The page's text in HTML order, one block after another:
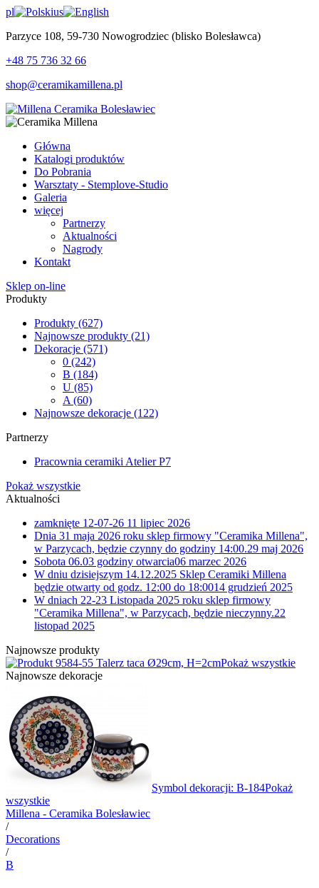
pl
us
Parzyce 108, 59-730 Nowogrodziec (blisko Bolesławca)
+48 75 736 32 66
shop@ceramikamillena.pl
Główna
Katalogi produktów
Do Pobrania
Warsztaty - Stemplove-Studio
Galeria
więcej
Partnerzy
Aktualności
Nagrody
Kontakt
Sklep on-line
Produkty
Produkty (627)
Najnowsze produkty (21)
Dekoracje (571)
0 (242)
B (184)
U (85)
A (60)
Najnowsze dekoracje (122)
Partnerzy
Pracownia ceramiki Atelier P7
Pokaż wszystkie
Aktualności
zamknięte 12-07-26 11 lipiec 2026
Dnia 31 maja 2026 roku sklep firmowy "Ceramika Millena",
w Parzycach, będzie czynny do godziny 14:00.29 maj 2026
Sobota 06.03 godziny otwarcia06 marzec 2026
W dniu dzisiejszym 14.12.2025 Sklep Ceramiki Millena
będzie otwarty od godz. 12:00 do 18:0014 grudzień 2025
W dniach 22-23 Listopada 2025 roku sklep firmowy
"Ceramika Millena", w Parzycach, będzie nieczynny.22
listopad 2025
Najnowsze produkty
4-55 Talerz taca Ø29cm, H=2cmPokaż wszystkie
Najnowsze dekoracje
Symbol dekoracji: B-184Pokaż
wszystkie
Millena - Ceramika Bolesławiec
/
Decorations
/
B